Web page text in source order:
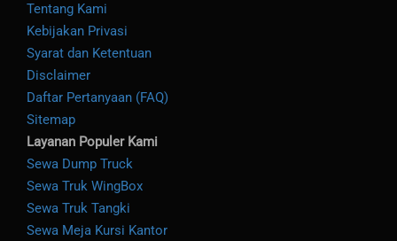
Tentang Kami
Kebijakan Privasi
Syarat dan Ketentuan
Disclaimer
Daftar Pertanyaan (FAQ)
Sitemap
Layanan Populer Kami
Sewa Dump Truck
Sewa Truk WingBox
Sewa Truk Tangki
Sewa Meja Kursi Kantor